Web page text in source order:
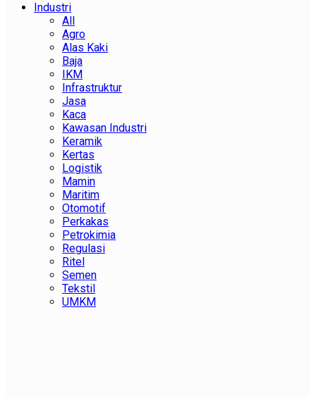
Industri
All
Agro
Alas Kaki
Baja
IKM
Infrastruktur
Jasa
Kaca
Kawasan Industri
Keramik
Kertas
Logistik
Mamin
Maritim
Otomotif
Perkakas
Petrokimia
Regulasi
Ritel
Semen
Tekstil
UMKM